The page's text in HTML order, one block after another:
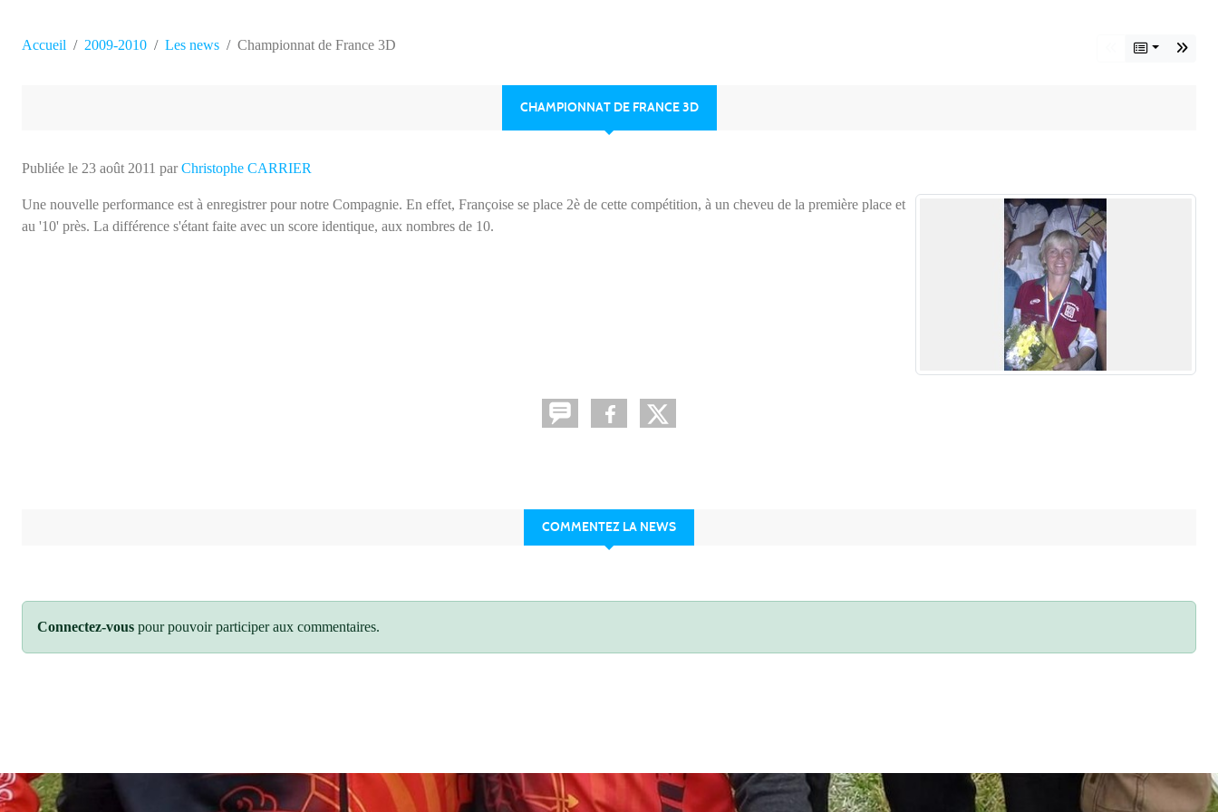
Accueil 2009-2010 Les news Championnat de France 3D
CHAMPIONNAT DE FRANCE 3D
Publiée le 23 août 2011 parChristophe CARRIER
Une nouvelle performance est à enregistrer pour notre Compagnie. En effet, Françoise se place 2è de cette compétition, à un cheveu de la première place et
au '10' près. La différence s'étant faite avec un score identique, aux nombres de 10.
COMMENTEZ LA NEWS
Connectez-vous pour pouvoir participer aux commentaires.